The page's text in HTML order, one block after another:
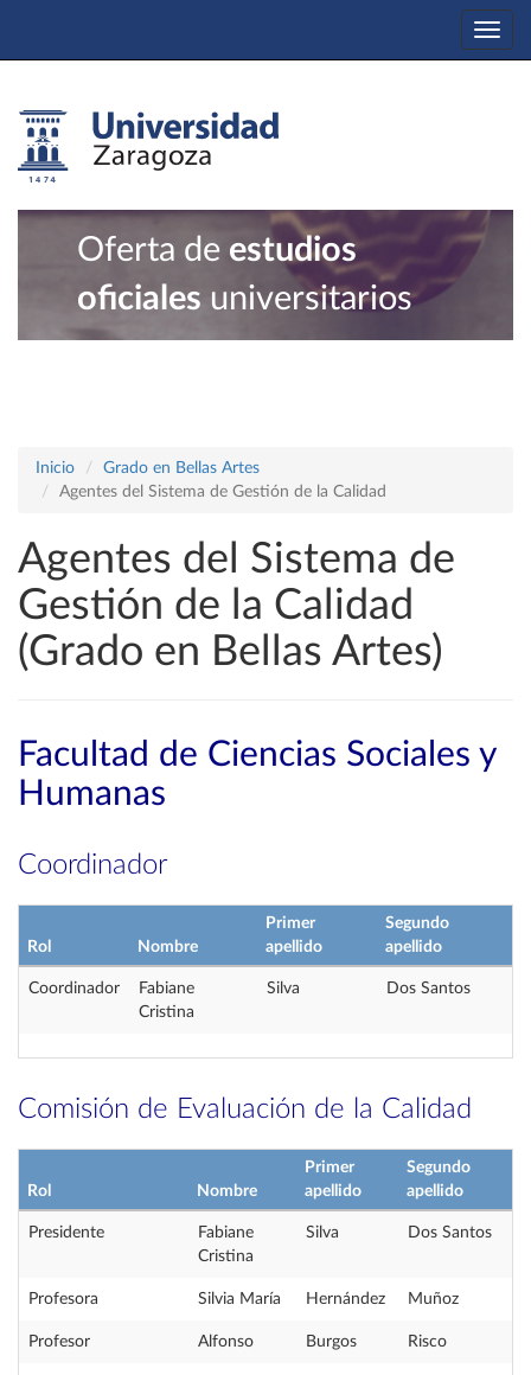
Oferta de estudios
oficiales universitarios
Inicio
Grado en Bellas Artes
Agentes del Sistema de Gestión de la Calidad
Agentes del Sistema de
Gestión de la Calidad
(Grado en Bellas Artes)
Facultad de Ciencias Sociales y
Humanas
Coordinador
Rol Nombre
Primer
apellido
Segundo
apellido
Coordinador
Fabiane
Cristina
Silva Dos Santos
Comisión de Evaluación de la Calidad
Rol Nombre
Primer
apellido
Segundo
apellido
Presidente
Fabiane
Cristina
Silva Dos Santos
Profesora Silvia María Hernández Muñoz
Profesor Alfonso Burgos Risco